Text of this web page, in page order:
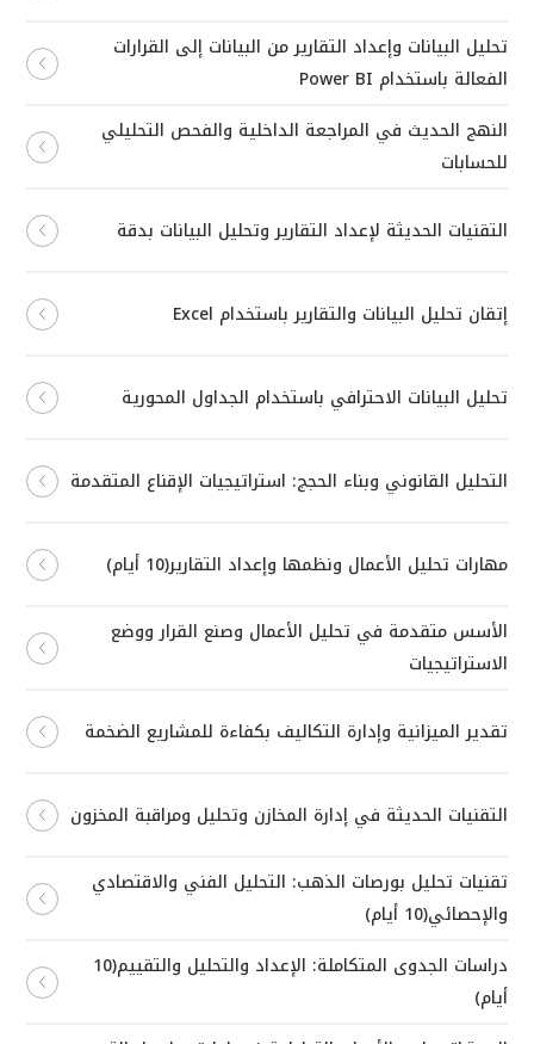
تحليل البيانات وإعداد التقارير من البيانات إلى القرارات
الفعالة باستخدام Power BI
النهج الحديث في المراجعة الداخلية والفحص التحليلي
للحسابات
التقنيات الحديثة لإعداد التقارير وتحليل البيانات بدقة
إتقان تحليل البيانات والتقارير باستخدام Excel
تحليل البيانات الاحترافي باستخدام الجداول المحورية
التحليل القانوني وبناء الحجج: استراتيجيات الإقناع المتقدمة
مهارات تحليل الأعمال ونظمها وإعداد التقارير(10 أيام)
الأسس متقدمة في تحليل الأعمال وصنع القرار ووضع
الاستراتيجيات
تقدير الميزانية وإدارة التكاليف بكفاءة للمشاريع الضخمة
التقنيات الحديثة في إدارة المخازن وتحليل ومراقبة المخزون
تقنيات تحليل بورصات الذهب: التحليل الفني والاقتصادي
والإحصائي(10 أيام)
دراسات الجدوى المتكاملة: الإعداد والتحليل والتقييم(10
أيام)